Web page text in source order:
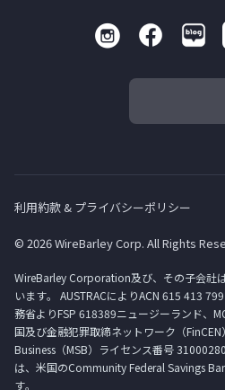
利用約款 & プライバシーポリシー
© 2026 WireBarley Corp. All Rights
WireBarley Corporation及び、その子会社
います。 AUSTRACによりACN 615 413
務省よりFSP 618389ニュージーランド、
国及び金融犯罪取締ネットワーク（
Business（MSB）ライセンス番号
は、米国のCommunity Federal Savings
す。